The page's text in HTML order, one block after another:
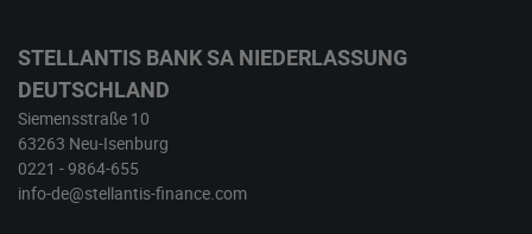
STELLANTIS BANK SA NIEDERLASSUNG
DEUTSCHLAND
Siemensstraße 10
63263 Neu-Isenburg
0221 - 9864-655
info-de@stellantis-finance.com